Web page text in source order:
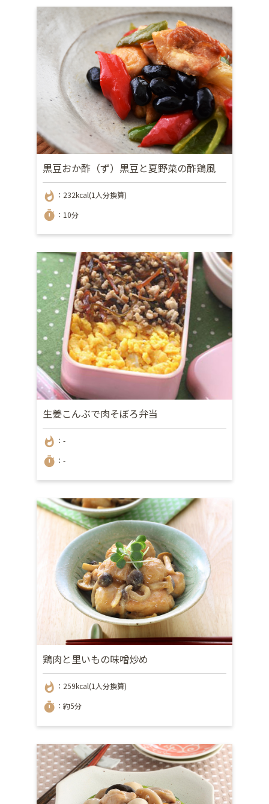
黒豆おか酢（ず）黒豆と夏野菜の酢鶏風
whatshot ：232kcal(1人分換算)
timer ：10分
生姜こんぶで肉そぼろ弁当
whatshot ：-
timer ：-
鶏肉と里いもの味噌炒め
whatshot ：259kcal(1人分換算)
timer ：約5分